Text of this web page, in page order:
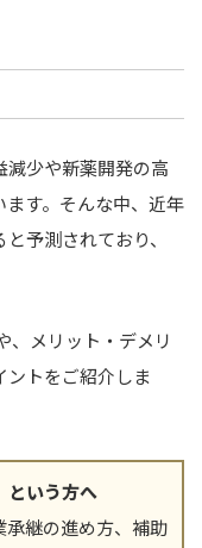
少や新薬開発の高
す。そんな中、近年
予測されており、
、メリット・デメリ
ントをご紹介しま
いう方へ
継の進め方、補助